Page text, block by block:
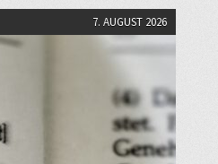
7. AUGUST 2026